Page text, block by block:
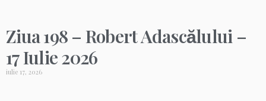
Ziua 198 – Robert Adascălului –
17 Iulie 2026
iulie 17, 2026